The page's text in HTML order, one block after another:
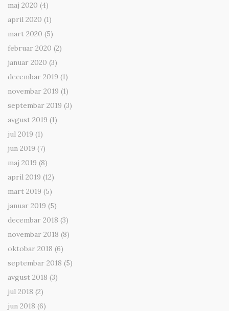
maj 2020 (4)
april 2020 (1)
mart 2020 (5)
februar 2020 (2)
januar 2020 (3)
decembar 2019 (1)
novembar 2019 (1)
septembar 2019 (3)
avgust 2019 (1)
jul 2019 (1)
jun 2019 (7)
maj 2019 (8)
april 2019 (12)
mart 2019 (5)
januar 2019 (5)
decembar 2018 (3)
novembar 2018 (8)
oktobar 2018 (6)
septembar 2018 (5)
avgust 2018 (3)
jul 2018 (2)
jun 2018 (6)